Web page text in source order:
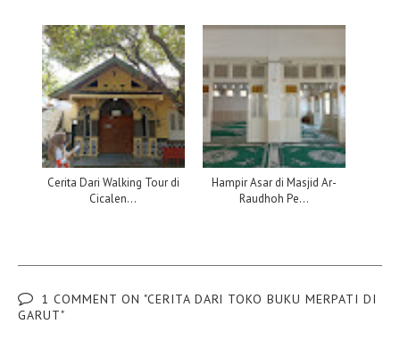
Cerita Dari Walking Tour di
Cicalen...
Hampir Asar di Masjid Ar-
Raudhoh Pe...
1 COMMENT ON "CERITA DARI TOKO BUKU MERPATI DI
GARUT"